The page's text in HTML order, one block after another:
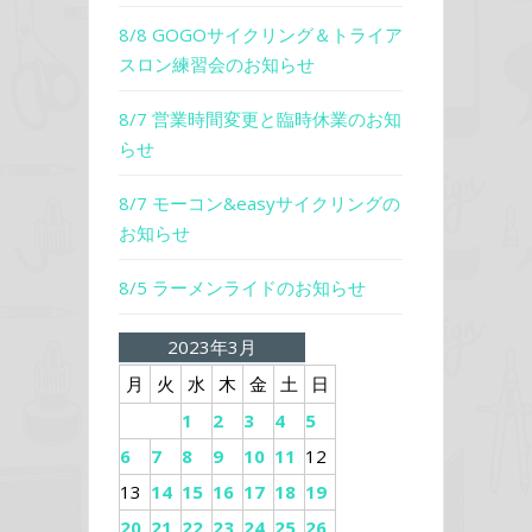
8/8 GOGOサイクリング＆トライア
スロン練習会のお知らせ
8/7 営業時間変更と臨時休業のお知
らせ
8/7 モーコン&easyサイクリングの
お知らせ
8/5 ラーメンライドのお知らせ
2023年3月
月
火 水 木 金 土
日
1
2 3 4
5
6
7 8 9 10 11 12
13 14 15 16 17 18 19